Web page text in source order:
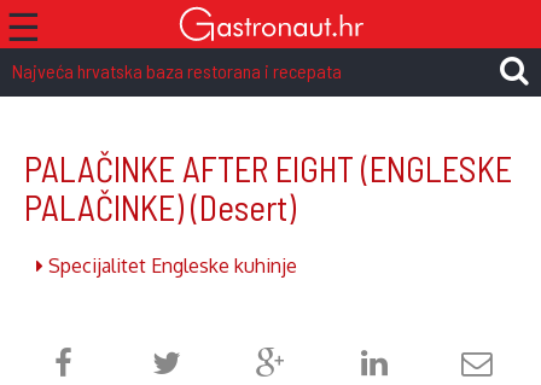
☰
Najveća hrvatska baza restorana i recepata
PALAČINKE AFTER EIGHT (ENGLESKE
PALAČINKE)(Desert)
Specijalitet Engleske kuhinje